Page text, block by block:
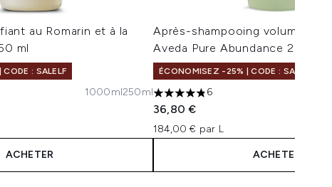
au Romarin et à la
ml
: SALELF
de 5 1000ml250ml
ACHETER
Après-shampooing volumateur
Aveda Pure Abundance 200ml
ÉCONOMISEZ -25% | CODE : SALELF
4.83 étoiles sur un maximum de 5
6
36,80 €
184,00 € par L
ACHETER